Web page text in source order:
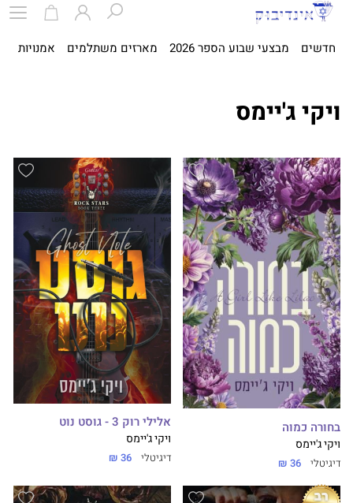
חדשים מבצעי שבוע הספר 2026 מארזים משתלמים אמנויות
ויקי ג'יימס
בחורה כמוה
ויקי ג'יימס
דיגיטלי 36 ₪
אלילי רוק 3 - גוסט נוט
ויקי ג'יימס
דיגיטלי 36 ₪